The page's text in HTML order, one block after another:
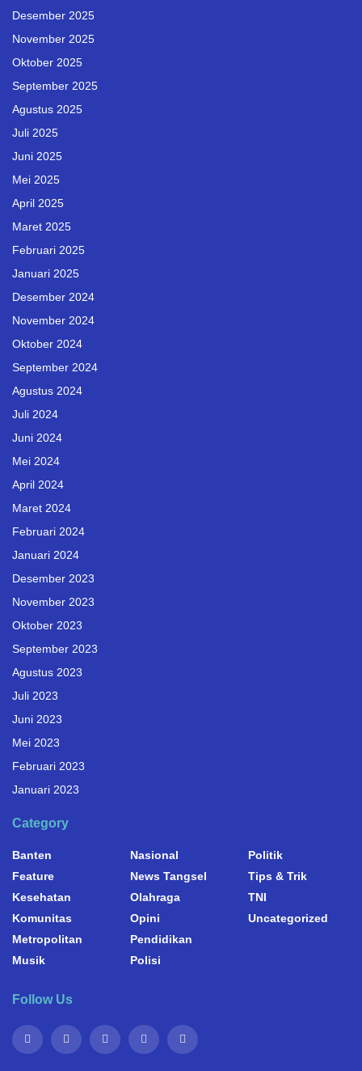
Desember 2025
November 2025
Oktober 2025
September 2025
Agustus 2025
Juli 2025
Juni 2025
Mei 2025
April 2025
Maret 2025
Februari 2025
Januari 2025
Desember 2024
November 2024
Oktober 2024
September 2024
Agustus 2024
Juli 2024
Juni 2024
Mei 2024
April 2024
Maret 2024
Februari 2024
Januari 2024
Desember 2023
November 2023
Oktober 2023
September 2023
Agustus 2023
Juli 2023
Juni 2023
Mei 2023
Februari 2023
Januari 2023
Category
Banten
Feature
Kesehatan
Komunitas
Metropolitan
Musik
Nasional
News Tangsel
Olahraga
Opini
Pendidikan
Polisi
Politik
Tips & Trik
TNI
Uncategorized
Follow Us